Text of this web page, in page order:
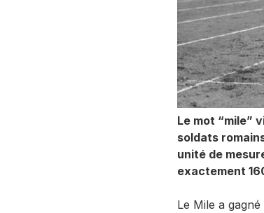
Le mot “mile”
soldats
unité de
exactement
Le Mile a